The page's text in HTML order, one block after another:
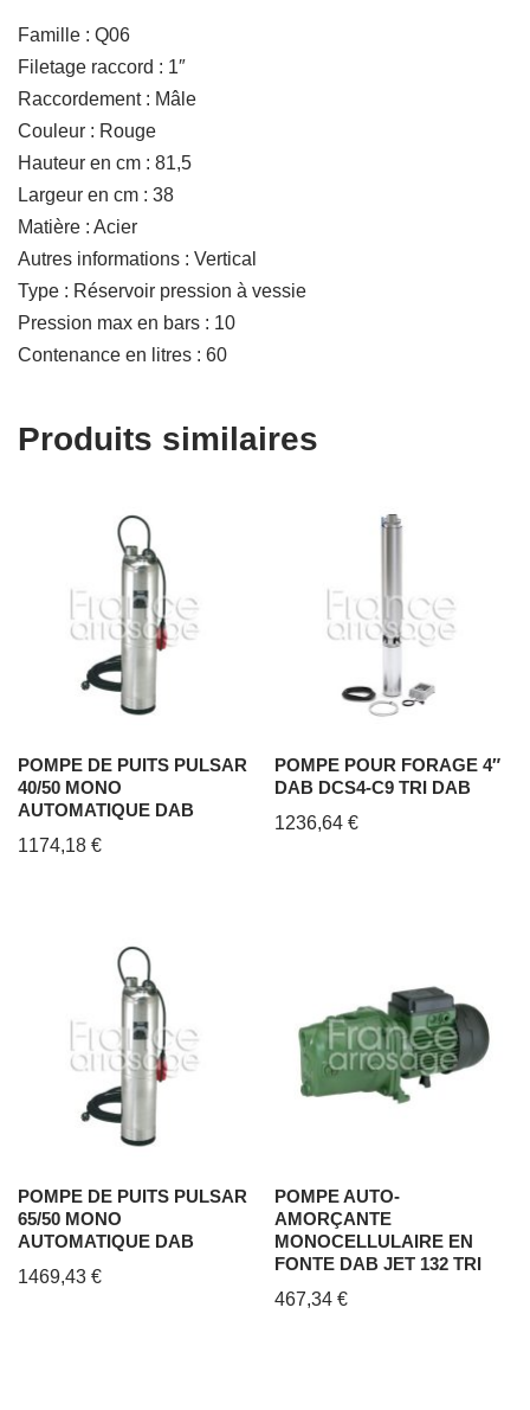
Famille : Q06
Filetage raccord : 1″
Raccordement : Mâle
Couleur : Rouge
Hauteur en cm : 81,5
Largeur en cm : 38
Matière : Acier
Autres informations : Vertical
Type : Réservoir pression à vessie
Pression max en bars : 10
Contenance en litres : 60
Produits similaires
POMPE DE PUITS PULSAR
40/50 MONO
AUTOMATIQUE DAB
1174,18 €
POMPE POUR FORAGE 4″
DAB DCS4-C9 TRI DAB
1236,64€
POMPE DE PUITS PULSAR
65/50 MONO
AUTOMATIQUE DAB
1469,43 €
POMPE AUTO-
AMORÇANTE
MONOCELLULAIRE EN
FONTE DAB JET 132 TRI
467,34€